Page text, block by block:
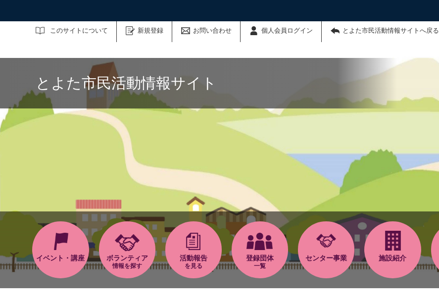
このサイトについて 新規登録 お問い合わせ 個人会員ログイン とよた市民活動情報サイトへ戻る
サイト内検索
とよた市民活動情報サイト
イベント・講座 ボランティア
情報を探す
活動報告
を見る
登録団体
一覧
センター事業 施設紹介